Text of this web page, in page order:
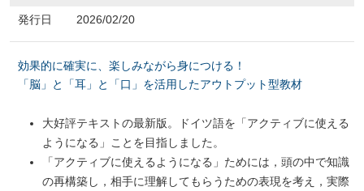
発行日 2026/02/20
効果的に確実に、楽しみながら身につける！
「脳」と「耳」と「口」を活用したアウトプット型教材
大好評テキストの最新版。ドイツ語を「アクティブに使える
ようになる」ことを目指しました。
「アクティブに使えるようになる」ためには，頭の中で知識
の再構築し，相手に理解してもらうための表現を考え，実際